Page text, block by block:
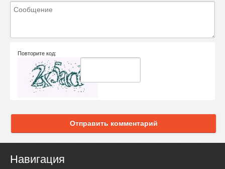
Повторите код:
Отправить комментарий
Навигация